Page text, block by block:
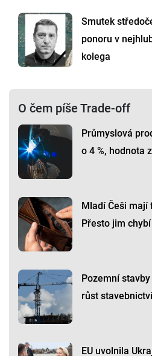
Smutek
ponoru v
kolega
O čem píše Trade-off
Průmyslová
o 4 %, hodnota
Mladí Češi
Přesto jim
Pozemní
růst stavebnictví
EU uvolnila